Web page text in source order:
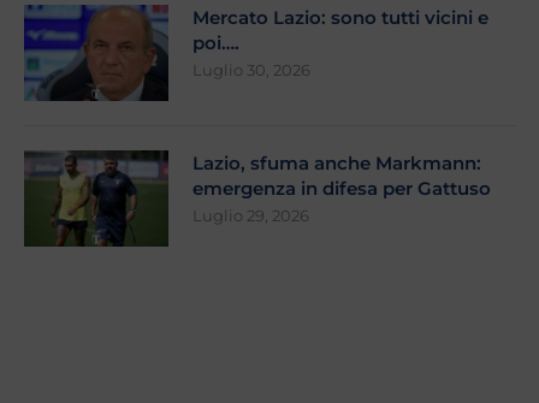
Mercato Lazio: sono tutti vicini e
poi….
Luglio 30, 2026
Lazio, sfuma anche Markmann:
emergenza in difesa per Gattuso
Luglio 29, 2026